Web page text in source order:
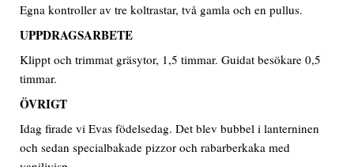
Egna kontroller av tre koltrastar, två gamla och en pullus.
UPPDRAGSARBETE
Klippt och trimmat gräsytor, 1,5 timmar. Guidat besökare 0,5
timmar.
ÖVRIGT
Idag firade vi Evas födelsedag. Det blev bubbel i lanterninen
och sedan specialbakade pizzor och rabarberkaka med